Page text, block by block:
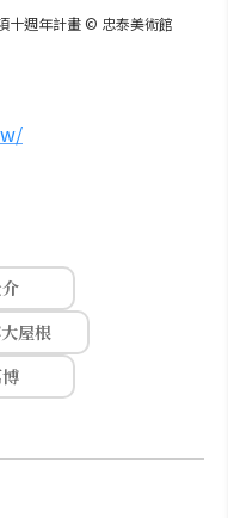
十週年計畫 © 忠泰美術館
屋根